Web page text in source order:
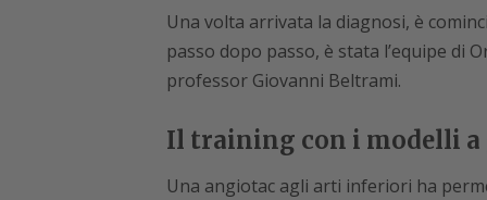
Una volta arrivata la diagnosi, è
passo dopo passo, è stata l’equipe di
professor Giovanni Beltrami.
Il training con i modelli a
Una angiotac agli arti inferiori ha